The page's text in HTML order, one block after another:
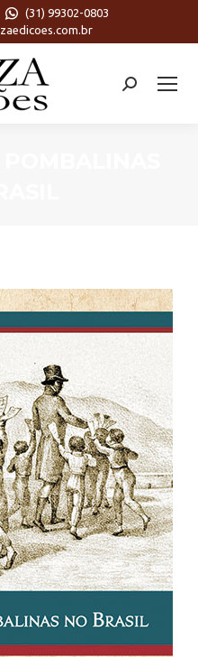
(31) 99302-0803
Search: